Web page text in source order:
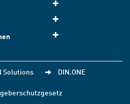
Solutions DIN.ONE